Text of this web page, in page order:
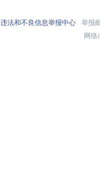
违法和不良信息举报中心举报
网